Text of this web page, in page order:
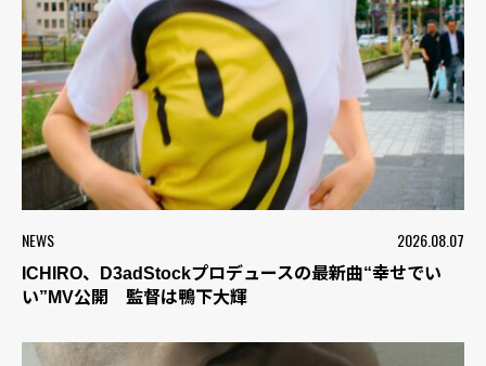
NEWS 2026.08.07
ICHIRO、D3adStockプロデュースの最新曲“幸せでい
い”MV公開 監督は鴨下大輝